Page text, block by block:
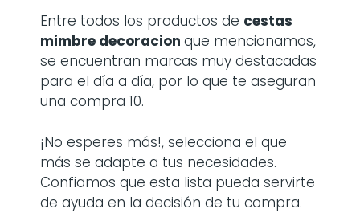
Entre todos los productos de cestas
mimbre decoracion que mencionamos,
se encuentran marcas muy destacadas
para el día a día, por lo que te aseguran
una compra 10.
¡No esperes más!, selecciona el que
más se adapte a tus necesidades.
Confiamos que esta lista pueda servirte
de ayuda en la decisión de tu compra.